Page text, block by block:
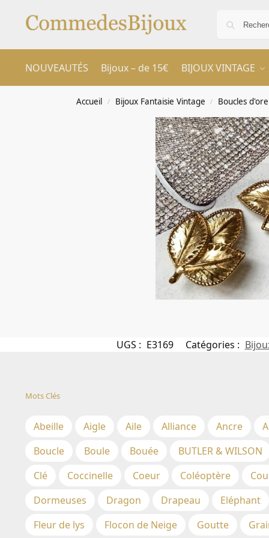
NOUVEAUTÉS Bijoux – de 15€ BIJOUX VINTAGE
Accueil / Bijoux Fantaisie Vintage / Boucles
UGS : E3169 Catégories :
Mots Clés
Abeille Aigle Aile Alliance Ancre
Boucle
Boule Bouée
BUTLER & WILSON
Clé
Coccinelle Coeur Coléoptère
Dormeuses
Dragon Drapeau
Eléphant
Fleur de lys
Flocon de Neige Goutte